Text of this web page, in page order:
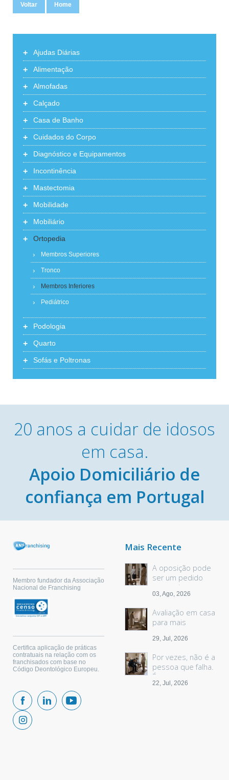
Voltar Home
+ Ajudas Diárias
+ Alimentação
+ Almofadas
+ Calçado
+ Casa de Banho
+ Cuidados do Corpo
+ Diagnóstico e Equipamentos
+ Incontinência
+ Mastectomia
+ Mobilidade
+ Mobiliário
+ Ortopedia
Membros Superiores
Tronco
Membros Inferiores
Pediátrico
+ Podologia
+ Quarto
+ Sofás e Poltronas
20 anos a cuidar de idosos
em casa.
Apoio Domiciliário de
confiança em Portugal
Membro fundador da Associação
Nacional de Franchising
Certifica aplicação de práticas
contratuais na relação com os
franchisados com base no
Código Deontológico Europeu.
Mais Recente
A oposição pode
ser um pedido
sem palavras
03, Ago, 2026
Avaliação em casa
para mais
29, Jul, 2026
Por vezes, não é a
pessoa que falha.
É o espaço.
22, Jul, 2026